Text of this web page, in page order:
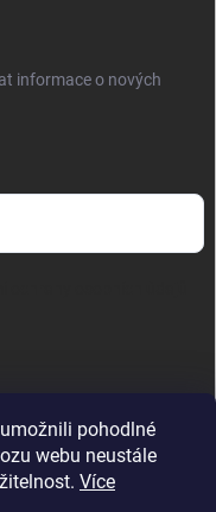
pohodlné
webu neustále
Více
informace o nových